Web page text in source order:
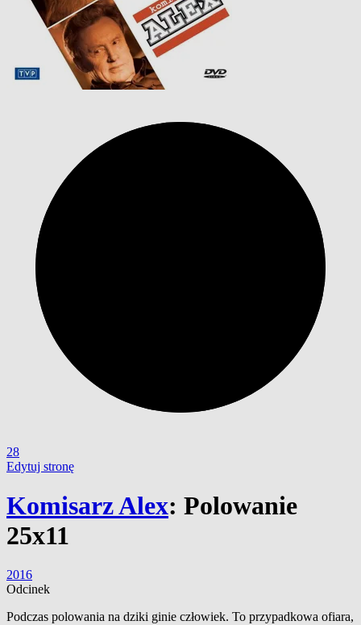
28
Edytuj stronę
Komisarz Alex: Polowanie
25x11
2016
Odcinek
Podczas polowania na dziki ginie człowiek. To przypadkowa ofiara,